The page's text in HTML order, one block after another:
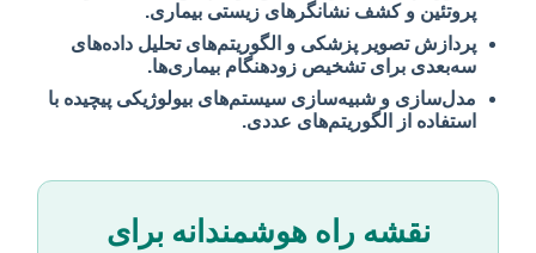
پروتئین و کشف نشانگرهای زیستی بیماری.
پردازش تصویر پزشکی و الگوریتم‌های تحلیل داده‌های
سه‌بعدی برای تشخیص زودهنگام بیماری‌ها.
مدل‌سازی و شبیه‌سازی سیستم‌های بیولوژیکی پیچیده با
استفاده از الگوریتم‌های عددی.
نقشه راه هوشمندانه برای